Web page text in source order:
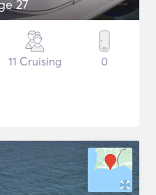
27
11 Cruising 0